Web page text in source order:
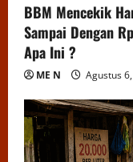
BBM Mencekik
Sampai Dengan
Apa Ini ?
ME N Agustus